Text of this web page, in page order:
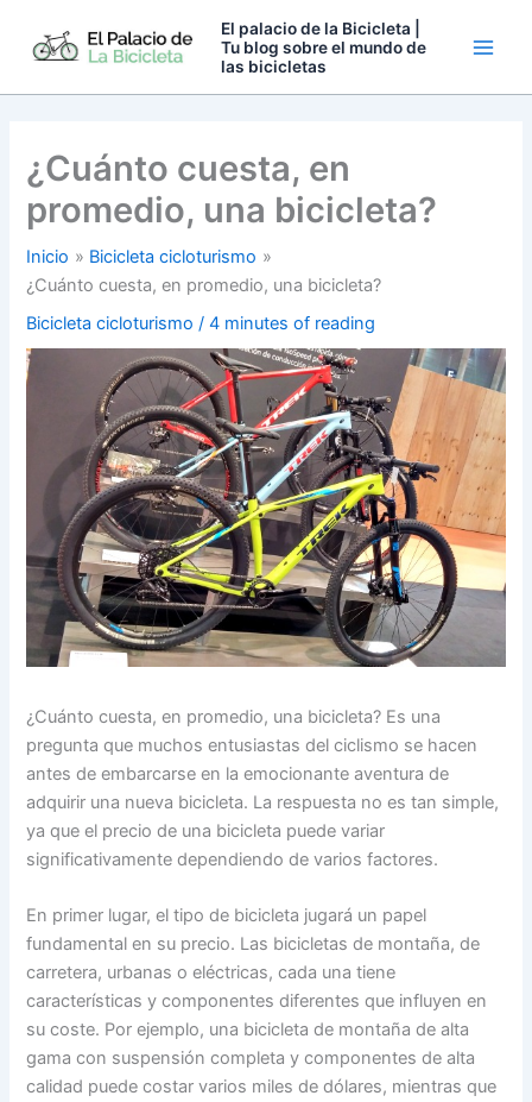
El palacio de la Bicicleta |
Tu blog sobre el mundo de
las bicicletas
¿Cuánto cuesta, en
promedio, una bicicleta?
Inicio
Bicicleta cicloturismo
¿Cuánto cuesta, en promedio, una bicicleta?
Bicicleta cicloturismo /4 minutes of reading
¿Cuánto cuesta, en promedio, una bicicleta? Es una
pregunta que muchos entusiastas del ciclismo se hacen
antes de embarcarse en la emocionante aventura de
adquirir una nueva bicicleta. La respuesta no es tan simple,
ya que el precio de una bicicleta puede variar
significativamente dependiendo de varios factores.
En primer lugar, el tipo de bicicleta jugará un papel
fundamental en su precio. Las bicicletas de montaña, de
carretera, urbanas o eléctricas, cada una tiene
características y componentes diferentes que influyen en
su coste. Por ejemplo, una bicicleta de montaña de alta
gama con suspensión completa y componentes de alta
calidad puede costar varios miles de dólares, mientras que